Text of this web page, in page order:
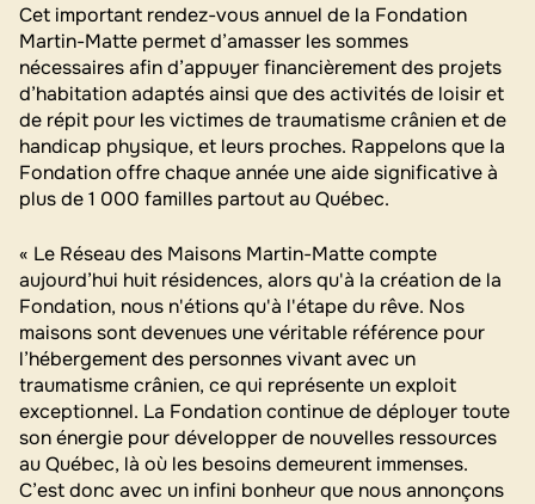
Cet important rendez-vous annuel de la Fondation
Martin-Matte permet d’amasser les sommes
nécessaires afin d’appuyer financièrement des projets
d’habitation adaptés ainsi que des activités de loisir et
de répit pour les victimes de traumatisme crânien et de
handicap physique, et leurs proches. Rappelons que la
Fondation offre chaque année une aide significative à
plus de 1 000 familles partout au Québec.
« Le Réseau des Maisons Martin-Matte compte
aujourd’hui huit résidences, alors qu'à la création de la
Fondation, nous n'étions qu'à l'étape du rêve. Nos
maisons sont devenues une véritable référence pour
l’hébergement des personnes vivant avec un
traumatisme crânien, ce qui représente un exploit
exceptionnel. La Fondation continue de déployer toute
son énergie pour développer de nouvelles ressources
au Québec, là où les besoins demeurent immenses.
C’est donc avec un infini bonheur que nous annonçons